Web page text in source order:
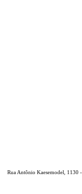
Rua Antônio Kaesemodel, 1130